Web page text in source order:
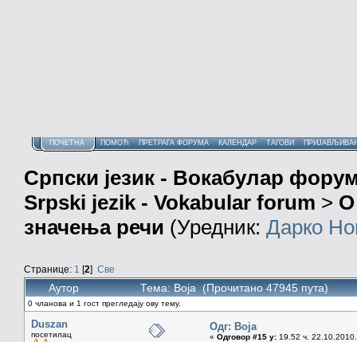
ПОЧЕТНА ПОМОЋ ПРЕТРАГА ФОРУМА КАЛЕНДАР ТАГОВИ
Српски језик - Вокабулар
Srpski jezik - Vokabular forum > О
значења речи (Уредник: Дарко
Странице: 1 [2] Све
Аутор Тема: Boja (Прочитано 47945 пута)
0 чланова и 1 гост прегледају ову тему.
Duszan
посетилац
Одг: Boja
« Одговор #15 у: 19.52 ч.